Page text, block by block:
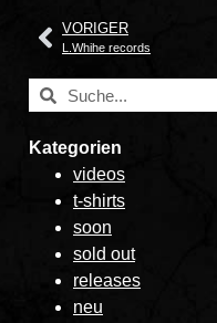
VORIGER
L.Whihe records
Kategorien
videos
t-shirts
soon
sold out
releases
neu